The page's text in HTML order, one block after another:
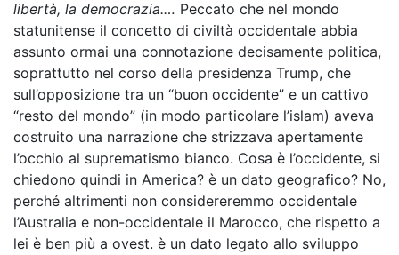
libertà, la democrazia.… Peccato che nel mondo
statunitense il concetto di civiltà occidentale abbia
assunto ormai una connotazione decisamente politica,
soprattutto nel corso della presidenza Trump, che
sull’opposizione tra un “buon occidente” e un cattivo
“resto del mondo” (in modo particolare l’islam) aveva
costruito una narrazione che strizzava apertamente
l’occhio al suprematismo bianco. Cosa è l’occidente, si
chiedono quindi in America? è un dato geografico? No,
perché altrimenti non considereremmo occidentale
l’Australia e non-occidentale il Marocco, che rispetto a
lei è ben più a ovest. è un dato legato allo sviluppo